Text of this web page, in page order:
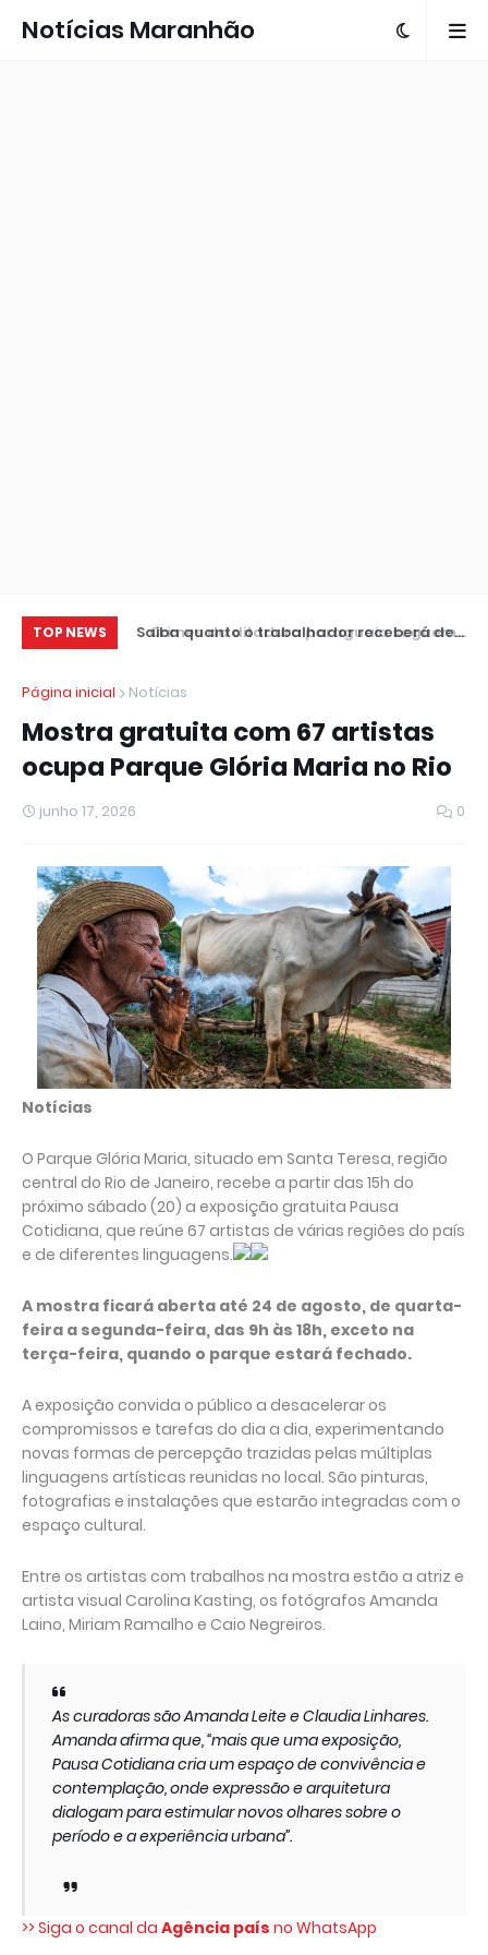
Notícias Maranhão
TOP NEWS
Crimes da ditadura paraguaia seguem
Saiba quanto o trabalhador receberá de
Página inicial
Notícias
Mostra gratuita com 67 artistas
ocupa Parque Glória Maria no Rio
junho 17, 2026 0
Notícias
O Parque Glória Maria, situado em Santa Teresa, região
central do Rio de Janeiro, recebe a partir das 15h do
próximo sábado (20) a exposição gratuita Pausa
Cotidiana, que reúne 67 artistas de várias regiões do país
e de diferentes linguagens.
A mostra ficará aberta até 24 de agosto, de quarta-
feira a segunda-feira, das 9h às 18h, exceto na
terça-feira, quando o parque estará fechado.
A exposição convida o público a desacelerar os
compromissos e tarefas do dia a dia, experimentando
novas formas de percepção trazidas pelas múltiplas
linguagens artísticas reunidas no local. São pinturas,
fotografias e instalações que estarão integradas com o
espaço cultural.
Entre os artistas com trabalhos na mostra estão a atriz e
artista visual Carolina Kasting, os fotógrafos Amanda
Laino, Miriam Ramalho e Caio Negreiros.
As curadoras são Amanda Leite e Claudia Linhares.
Amanda afirma que, “mais que uma exposição,
Pausa Cotidiana cria um espaço de convivência e
contemplação, onde expressão e arquitetura
dialogam para estimular novos olhares sobre o
período e a experiência urbana”.
>> Siga o canal da Agência país no WhatsApp